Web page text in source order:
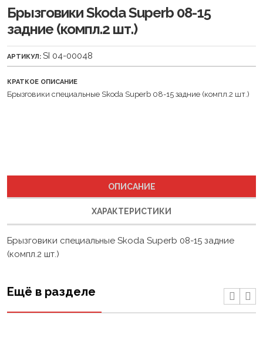
Брызговики Skoda Superb 08-15
задние (компл.2 шт.)
АРТИКУЛ: SI 04-00048
КРАТКОЕ ОПИСАНИЕ
Брызговики специальные Skoda Superb 08-15 задние (компл.2 шт.)
ХАРАКТЕРИСТИКИ
Брызговики специальные Skoda Superb 08-15 задние
(компл.2 шт.)